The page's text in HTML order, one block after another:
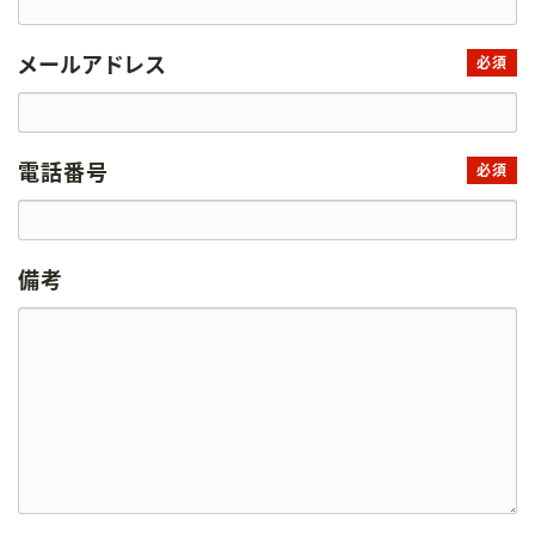
メールアドレス 必須
電話番号 必須
備考